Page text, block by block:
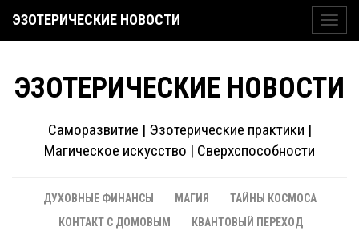
ЭЗОТЕРИЧЕСКИЕ НОВОСТИ
ЭЗОТЕРИЧЕСКИЕ НОВОСТИ
Саморазвитие | Эзотерические практики |
Магическое искусство | Сверхспособности
ДУХОВНЫЕ ФИНАНСЫ МАГИЯ
ТАЙНЫ КОСМОСА
КОНТАКТ С ДОМОВЫМ
КВАНТОВЫЙ ПЕРЕХОД